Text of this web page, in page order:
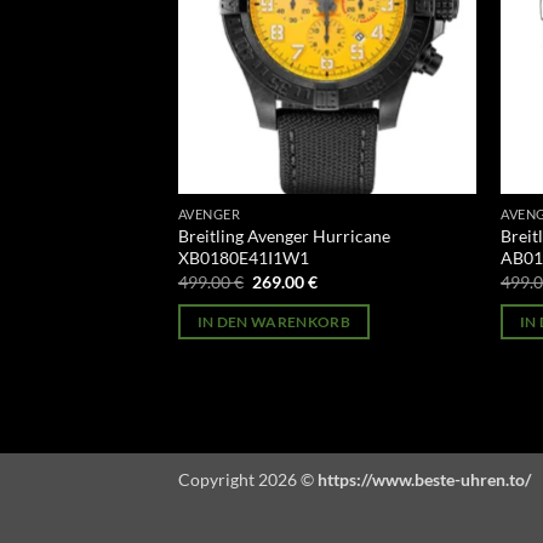
AVENGER
Breitling Avenger Hurricane
XB0180E41I1W1
499.00€ Ursprünglicher
war:
499.00 €
269.00€Aktueller
ist:
269.00 €.
IN DEN WARENKORB IN
Copyright 2026 © https://www.beste-uhren.to/